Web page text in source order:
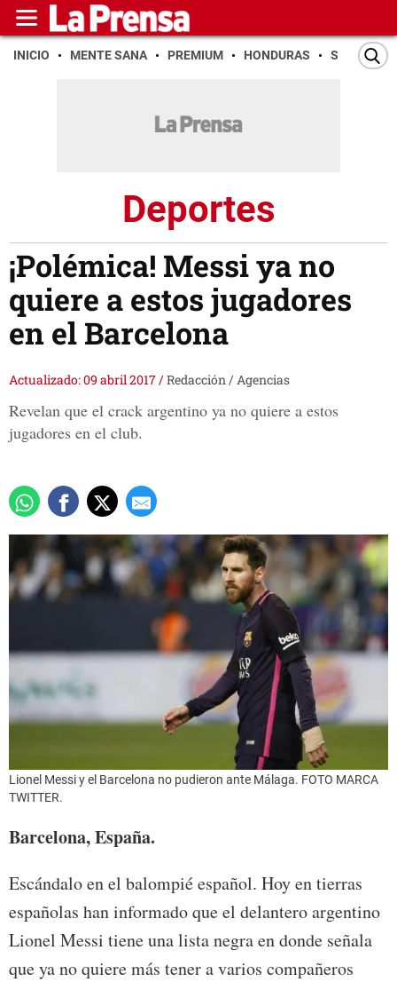
INICIO MENTE SANA PREMIUM HONDURAS SAN PEDRO
Deportes
¡Polémica! Messi ya no
quiere a estos jugadores
en el Barcelona
Actualizado: 09 abril 2017/Redacción / Agencias
Revelan que el crack argentino ya no quiere a estos
jugadores en el club.
Lionel Messi y el Barcelona no pudieron ante Málaga. FOTO MARCA
TWITTER.
Barcelona, España.
Escándalo en el balompié español. Hoy en tierras
españolas han informado que el delantero argentino
Lionel Messi tiene una lista negra en donde señala
que ya no quiere más tener a varios compañeros